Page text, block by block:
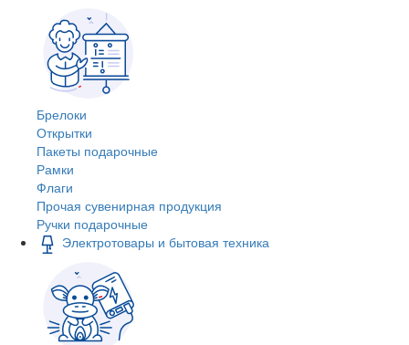
Брелоки
Открытки
Пакеты подарочные
Рамки
Флаги
Прочая сувенирная продукция
Ручки подарочные
Электротовары и бытовая техника